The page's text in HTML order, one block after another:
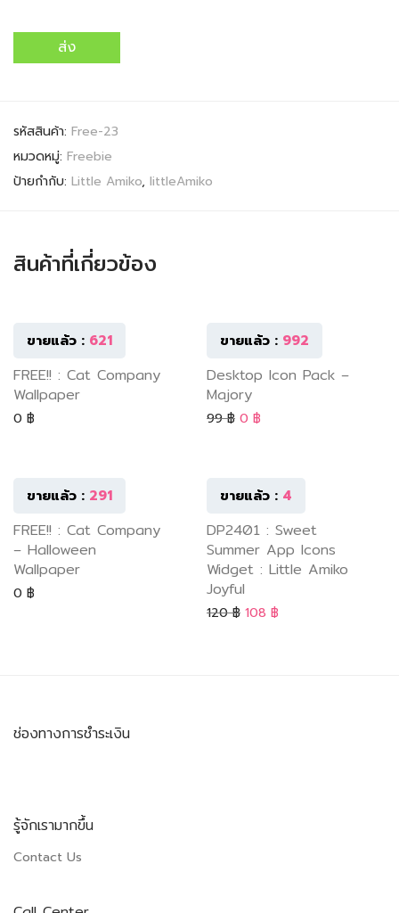
รหัสสินค้า: Free-23
หมวดหมู่: Freebie
ป้ายกำกับ: Little Amiko, littleAmiko
สินค้าที่เกี่ยวข้อง
ขายแล้ว : 621
FREE!! : Cat Company
Wallpaper
0 ฿
ขายแล้ว : 992
Desktop Icon Pack –
Majory
99฿ Original price was: 99 ฿.
0 ฿
ขายแล้ว : 291
FREE!! : Cat Company
– Halloween
Wallpaper
0 ฿
ขายแล้ว : 4
DP2401 : Sweet
Summer App Icons
Widget : Little Amiko
Joyful
120฿ 108 ฿
ช่องทางการชำระเงิน
รู้จักเรามากขึ้น
Contact Us